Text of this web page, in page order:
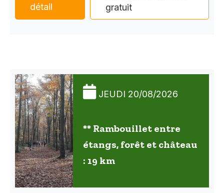
détail
gratuit
JEUDI 20/08/2026
** Rambouillet entre
étangs, forêt et château
: 19 km